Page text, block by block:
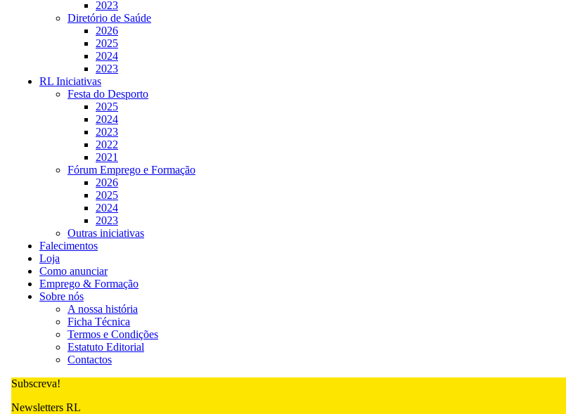
2023
Diretório de Saúde
2026
2025
2024
2023
RL Iniciativas
Festa do Desporto
2025
2024
2023
2022
2021
Fórum Emprego e Formação
2026
2025
2024
2023
Outras iniciativas
Falecimentos
Loja
Como anunciar
Emprego & Formação
Sobre nós
A nossa história
Ficha Técnica
Termos e Condições
Estatuto Editorial
Contactos
Subscreva!
Newsletters RL